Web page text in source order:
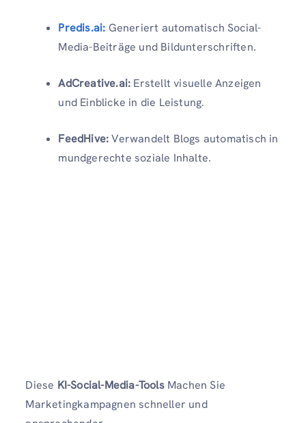
Predis.ai: Generiert automatisch Social-
Media-Beiträge und Bildunterschriften.
AdCreative.ai: Erstellt visuelle Anzeigen
und Einblicke in die Leistung.
FeedHive:Verwandelt Blogs automatisch in
mundgerechte soziale Inhalte.
Diese KI-Social-Media-ToolsMachen Sie
Marketingkampagnen schneller und